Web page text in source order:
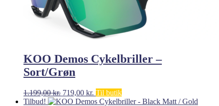
KOO Demos Cykelbriller –
Sort/Grøn
1.199,00kr. Den
oprindelige
719,00 kr. Den
aktuelle
Til butik
Tilbud!